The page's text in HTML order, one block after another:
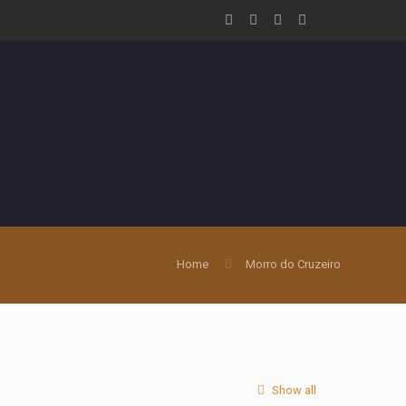
Home Morro do Cruzeiro
Show all